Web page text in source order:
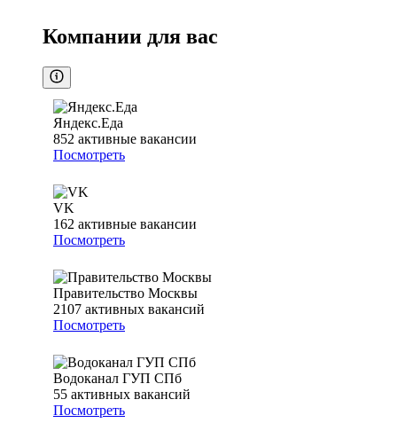
Компании для вас
Яндекс.Еда
852 активные вакансии
Посмотреть
VK
162 активные вакансии
Посмотреть
Правительство Москвы
2107 активных вакансий
Посмотреть
Водоканал ГУП СПб
55 активных вакансий
Посмотреть